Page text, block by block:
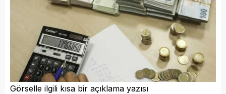
Görselle ilgili kısa bir açıklama yazısı